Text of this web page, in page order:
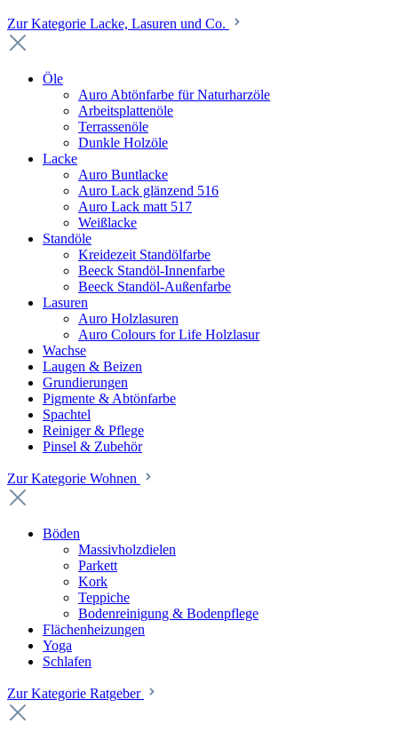
Zur Kategorie Lacke, Lasuren und Co.
Öle
Auro Abtönfarbe für Naturharzöle
Arbeitsplattenöle
Terrassenöle
Dunkle Holzöle
Lacke
Auro Buntlacke
Auro Lack glänzend 516
Auro Lack matt 517
Weißlacke
Standöle
Kreidezeit Standölfarbe
Beeck Standöl-Innenfarbe
Beeck Standöl-Außenfarbe
Lasuren
Auro Holzlasuren
Auro Colours for Life Holzlasur
Wachse
Laugen & Beizen
Grundierungen
Pigmente & Abtönfarbe
Spachtel
Reiniger & Pflege
Pinsel & Zubehör
Zur Kategorie Wohnen
Böden
Massivholzdielen
Parkett
Kork
Teppiche
Bodenreinigung & Bodenpflege
Flächenheizungen
Yoga
Schlafen
Zur Kategorie Ratgeber